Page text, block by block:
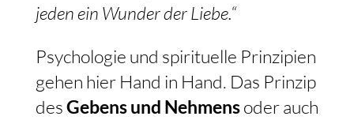
jeden ein Wunder der Liebe.“
Psychologie und spirituelle Prinzipien
gehen hier Hand in Hand. Das Prinzip
desGebens und Nehmens